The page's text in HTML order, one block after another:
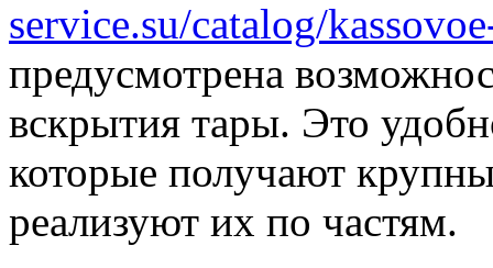
service.su/catalog/
предусмотрена
вскрытия тары. Это
которые получают
реализуют их по частям.